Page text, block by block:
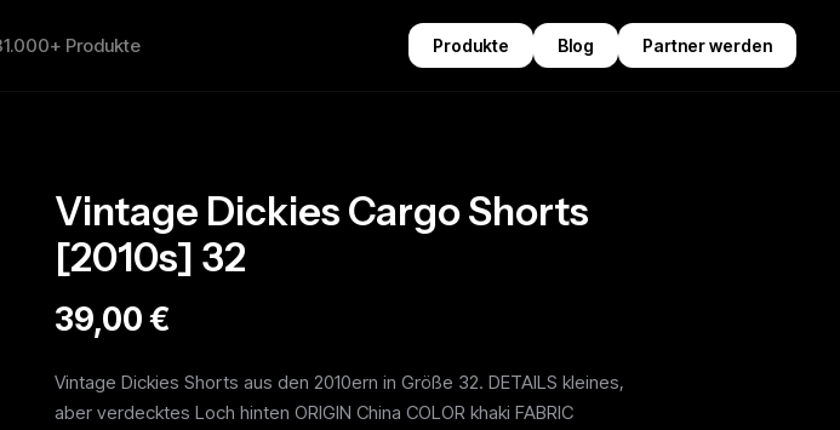
Produkte Produkte Blog Partner werden
Vintage Dickies Cargo Shorts
[2010s] 32
39,00 €
Vintage Dickies Shorts aus den 2010ern in Größe 32. DETAILS kleines,
aber verdecktes Loch hinten ORIGIN China COLOR khaki FABRIC